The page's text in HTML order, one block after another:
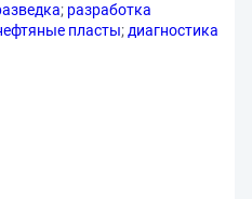
; разработка
пласты; диагностика